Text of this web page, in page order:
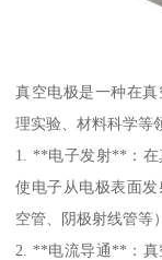
真空电极是一种在
理实验、材料科学等
1. **电子发射**：在
使电子从电极表面
空管、阴极射线管等
2. **电流导通**：真